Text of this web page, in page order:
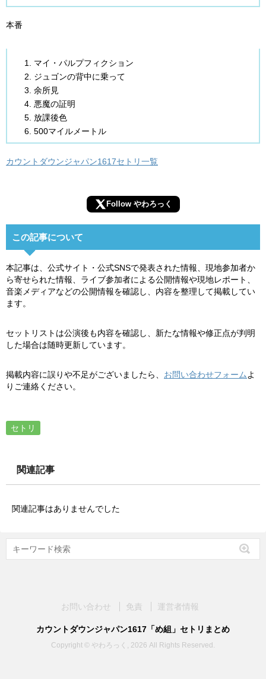
本番
マイ・パルプフィクション
ジュゴンの背中に乗って
余所見
悪魔の証明
放課後色
500マイルメートル
カウントダウンジャパン1617セトリ一覧
Follow やわろっく
この記事について
本記事は、公式サイト・公式SNSで発表された情報、現地参加者か
ら寄せられた情報、ライブ参加者による公開情報や現地レポート、
音楽メディアなどの公開情報を確認し、内容を整理して掲載してい
ます。
セットリストは公演後も内容を確認し、新たな情報や修正点が判明
した場合は随時更新しています。
掲載内容に誤りや不足がございましたら、 お問い合わせフォーム よ
りご連絡ください。
セトリ
関連記事
関連記事はありませんでした
お問い合わせ 免責 運営者情報
カウントダウンジャパン1617「め組」セトリまとめ
Copyright © やわろっく, 2026 All Rights Reserved.